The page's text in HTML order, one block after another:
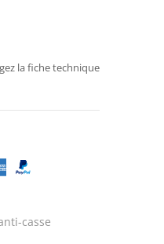
la fiche technique
casse